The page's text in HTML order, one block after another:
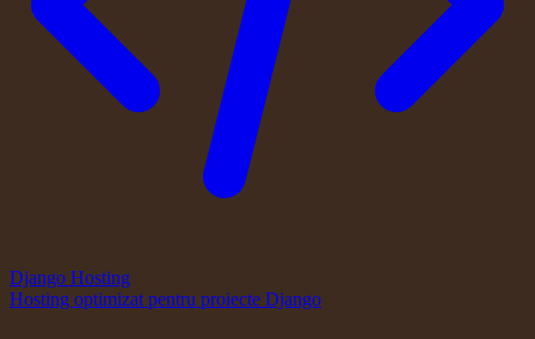
Django Hosting
Hosting optimizat pentru proiecte Django